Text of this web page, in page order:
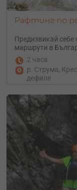
Рафтинг по
Предизвикай себе
маршрути в
2 часа
р. Струма,
дефиле